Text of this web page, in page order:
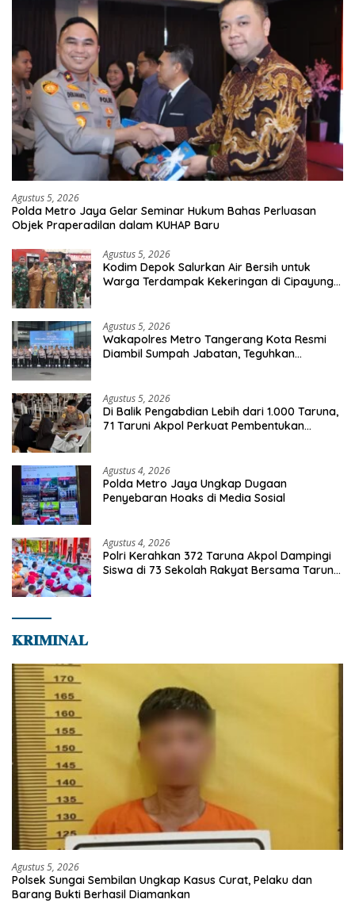
Agustus 5, 2026
Polda Metro Jaya Gelar Seminar Hukum Bahas Perluasan
Objek Praperadilan dalam KUHAP Baru
Agustus 5, 2026
Kodim Depok Salurkan Air Bersih untuk
Warga Terdampak Kekeringan di Cipayung
Agustus 5, 2026
Wakapolres Metro Tangerang Kota Resmi
Diambil Sumpah Jabatan, Teguhkan
Agustus 5, 2026
Di Balik Pengabdian Lebih dari 1.000 Taruna,
71 Taruni Akpol Perkuat Pembentukan
Agustus 4, 2026
Polda Metro Jaya Ungkap Dugaan
Penyebaran Hoaks di Media Sosial
Agustus 4, 2026
Polri Kerahkan 372 Taruna Akpol Dampingi
Siswa di 73 Sekolah Rakyat Bersama Taruna
𝐊𝐑𝐈𝐌𝐈𝐍𝐀𝐋
Agustus 5, 2026
Polsek Sungai Sembilan Ungkap Kasus Curat, Pelaku dan
Barang Bukti Berhasil Diamankan